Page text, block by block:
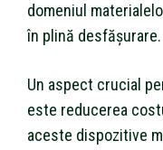
domeniul
în plină desfășurare.
Un aspect crucial
este reducerea
aceste dispozitive